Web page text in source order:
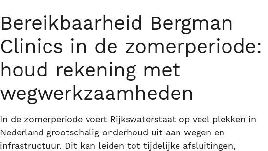
Bereikbaarheid Bergman
Clinics in de zomerperiode:
houd rekening met
wegwerkzaamheden
In de zomerperiode voert Rijkswaterstaat op veel plekken in
Nederland grootschalig onderhoud uit aan wegen en
infrastructuur. Dit kan leiden tot tijdelijke afsluitingen,